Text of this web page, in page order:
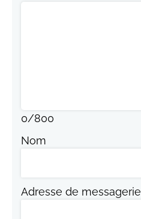
0/800
Nom
Adresse de messagerie